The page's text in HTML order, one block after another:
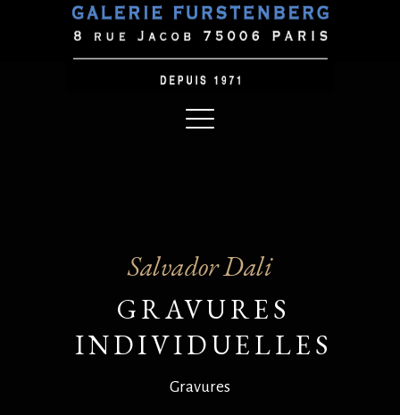
Salvador Dali
GRAVURES
INDIVIDUELLES
Gravures